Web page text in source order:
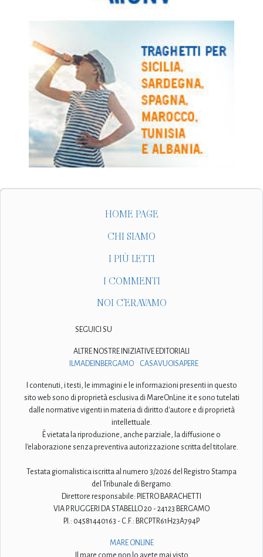
HOME PAGE
CHI SIAMO
I PIÙ LETTI
I COMMENTI
NOI C'ERAVAMO
SEGUICI SU
ALTRE NOSTRE INIZIATIVE EDITORIALI
ILMADEINBERGAMO
CASAVUOISAPERE
I contenuti, i testi, le immagini e le informazioni presenti in questo
sito web sono di proprietà esclusiva di MareOnLine.it e sono tutelati
dalle normative vigenti in materia di diritto d'autore e di proprietà
intellettuale.
È vietata la riproduzione, anche parziale, la diffusione o
l'elaborazione senza preventiva autorizzazione scritta del titolare.
Testata giornalistica iscritta al numero 3/2026 del Registro Stampa
del Tribunale di Bergamo.
Direttore responsabile: PIETRO BARACHETTI
VIA P. RUGGERI DA STABELLO 20 - 24123 BERGAMO
P.I.: 04581440163 - C.F.: BRCPTR61H23A794P
MARE ONLINE
Il mare come non lo avete mai visto